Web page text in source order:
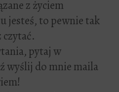
z życiem
jesteś, to pewnie tak
pytaj w
wyślij do mnie maila